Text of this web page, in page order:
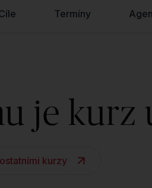
Termíny
je kurz
kurzy